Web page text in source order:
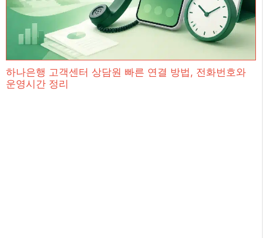
하나은행 고객센터 상담원 빠른 연결 방법, 전화번호와
운영시간 정리